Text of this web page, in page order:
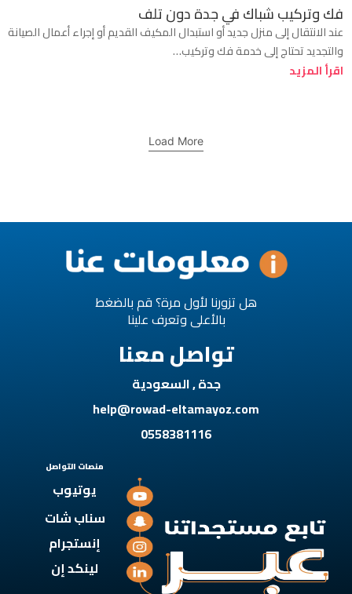
فك وتركيب شباك في جدة دون تلف
عند الانتقال إلى منزل جديد أو استبدال المكيف القديم أو إجراء أعمال الصيانة
والتجديد تحتاج إلى خدمة فك وتركيب…
اقرأ المزيد
Load More
هل تزورنا لأول مرة؟ قم بالضغط
بالأعلى وتعرف علينا
تواصل معنا
جدة , السعودية
help@rowad-eltamayoz.com
0558381116
منصات التواصل
يوتيوب
سناب شات
إنستجرام
لينكد إن